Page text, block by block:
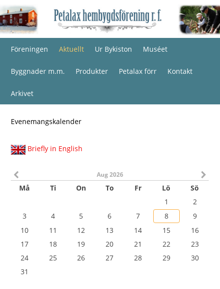
Föreningen Aktuellt Ur Bykiston Muséet
Byggnader m.m. Produkter Petalax förr Kontakt
Arkivet
Evenemangskalender
Briefly in English
Aug 2026
Må Ti On To Fr Lö
Sö
1
2
3
4 5 6 7 8
9
10
11 12 13 14 15
16
17
18 19 20 21 22
23
24
25 26 27 28 29
30
31